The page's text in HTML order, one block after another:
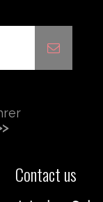
Contact us